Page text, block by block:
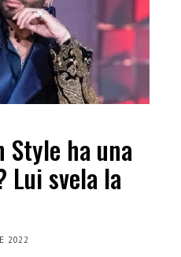
Style ha una
Lui svela la
2022